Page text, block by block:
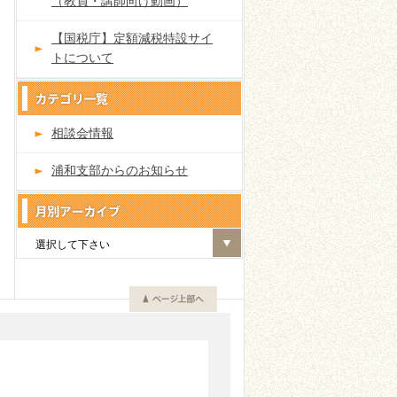
【国税庁】定額減税特設サイ
トについて
相談会情報
浦和支部からのお知らせ
選択して下さい